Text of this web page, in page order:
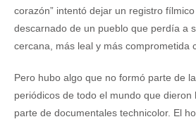
corazón” intentó dejar un registro
descarnado de un pueblo que perdía a
cercana, más leal y más comprometida
Pero hubo algo que no formó parte de
periódicos de todo el mundo que dieron
parte de documentales technicolor. El